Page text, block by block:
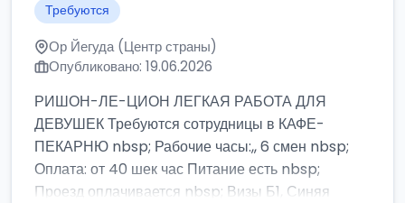
Требуются
Ор Йегуда (Центр страны)
Опубликовано: 19.06.2026
РИШОН-ЛЕ-ЦИОН ЛЕГКАЯ РАБОТА ДЛЯ
ДЕВУШЕК Требуются сотрудницы в КАФЕ-
ПЕКАРНЮ nbsp; Рабочие часы:,, 6 смен nbsp;
Оплата: от 40 шек час Питание есть nbsp;
Проезд оплачивается nbsp; Визы Б1, Синяя